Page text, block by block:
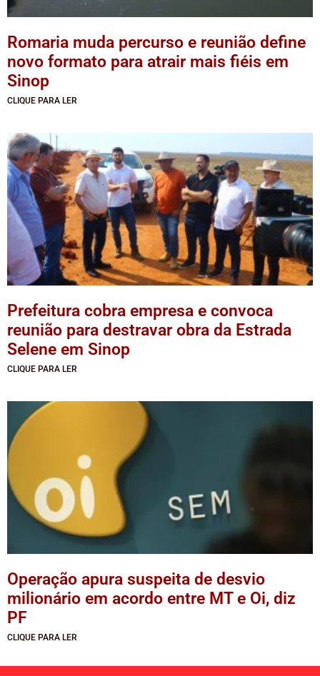
Romaria muda percurso e reunião define
novo formato para atrair mais fiéis em
Sinop
CLIQUE PARA LER
Prefeitura cobra empresa e convoca
reunião para destravar obra da Estrada
Selene em Sinop
CLIQUE PARA LER
Operação apura suspeita de desvio
milionário em acordo entre MT e Oi, diz
PF
CLIQUE PARA LER